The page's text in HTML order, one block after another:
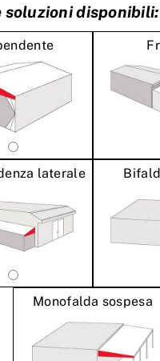
soluzioni disponibili:
laterale
Monofalda sospesa